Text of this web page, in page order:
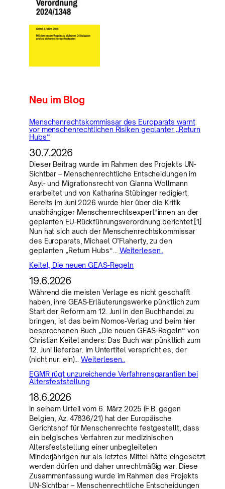
Neu im Blog
Menschenrechtskommissar des Europarats warnt
vor menschenrechtlichen Risiken geplanter „Return
Hubs“
30.7.2026
Dieser Beitrag wurde im Rahmen des Projekts UN-
Sichtbar – Menschenrechtliche Entscheidungen im
Asyl- und Migrationsrecht von Gianna Wollmann
erarbeitet und von Katharina Stübinger redigiert.
Bereits im Juni 2026 wurde hier über die Kritik
unabhängiger Menschenrechtsexpert*innen an der
geplanten EU-Rückführungsverordnung berichtet.[1]
Nun hat sich auch der Menschenrechtskommissar
des Europarats, Michael O’Flaherty, zu den
geplanten „Return Hubs“… Weiterlesen..
Keitel, Die neuen GEAS-Regeln
19.6.2026
Während die meisten Verlage es nicht geschafft
haben, ihre GEAS-Erläuterungswerke pünktlich zum
Start der Reform am 12. Juni in den Buchhandel zu
bringen, ist das beim Nomos-Verlag und beim hier
besprochenen Buch „Die neuen GEAS-Regeln“ von
Christian Keitel anders: Das Buch war pünktlich zum
12. Juni lieferbar. Im Untertitel verspricht es, der
(nicht nur: ein)…Weiterlesen..
EGMR rügt unzureichende Verfahrensgarantien bei
Altersfeststellung
18.6.2026
In seinem Urteil vom 6. März 2025 (F.B. gegen
Belgien, Az. 47836/21) hat der Europäische
Gerichtshof für Menschenrechte festgestellt, dass
ein belgisches Verfahren zur medizinischen
Altersfeststellung einer unbegleiteten
Minderjährigen nur als letztes Mittel hätte eingesetzt
werden dürfen und daher unrechtmäßig war. Diese
Zusammenfassung wurde im Rahmen des Projekts
UN-Sichtbar – Menschenrechtliche Entscheidungen